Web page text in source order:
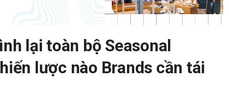
lại toàn bộ Seasonal
lược nào Brands cần tái